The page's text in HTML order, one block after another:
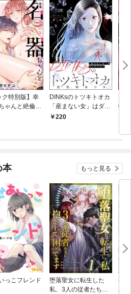
ク特別版】幸
ゃんと絶倫エ
ん むさぼりエ
DINKsのトツキトオカ
「産まない女」はダメ
ですか？（分冊版）
220
物
話】
本 もっと見る
っこフレンド
堕落聖女に転生した
私、3人の従者たちに
授
身